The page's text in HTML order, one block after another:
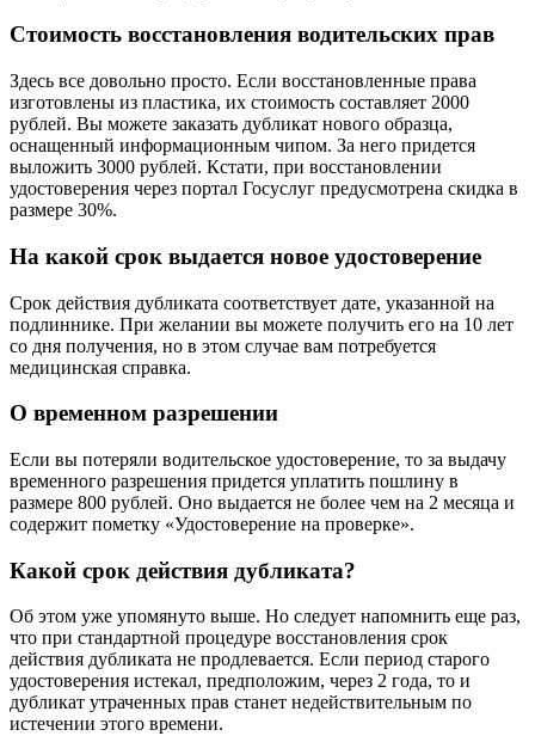
Стоимость восстановления водительских прав
Здесь все довольно просто. Если восстановленные права
изготовлены из пластика, их стоимость составляет 2000
рублей. Вы можете заказать дубликат нового образца,
оснащенный информационным чипом. За него придется
выложить 3000 рублей. Кстати, при восстановлении
удостоверения через портал Госуслуг предусмотрена скидка в
размере 30%.
На какой срок выдается новое удостоверение
Срок действия дубликата соответствует дате, указанной на
подлиннике. При желании вы можете получить его на 10 лет
со дня получения, но в этом случае вам потребуется
медицинская справка.
О временном разрешении
Если вы потеряли водительское удостоверение, то за выдачу
временного разрешения придется уплатить пошлину в
размере 800 рублей. Оно выдается не более чем на 2 месяца и
содержит пометку «Удостоверение на проверке».
Какой срок действия дубликата?
Об этом уже упомянуто выше. Но следует напомнить еще раз,
что при стандартной процедуре восстановления срок
действия дубликата не продлевается. Если период старого
удостоверения истекал, предположим, через 2 года, то и
дубликат утраченных прав станет недействительным по
истечении этого времени.